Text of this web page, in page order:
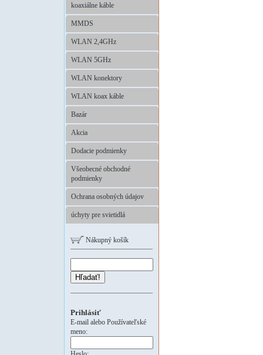
koaxiálne káble
MMDS
WLAN 2,4GHz
WLAN 5GHz
WLAN konektory
WLAN koax káble
Bazár
Akcia
Dodacie podmienky
Všeobecné obchodné
podmienky
Ochrana osobných údajov
úchyty pre svietidlá
Nákupný košík
Hľadať!
Prihlásiť
E-mail alebo Používateľské
meno: